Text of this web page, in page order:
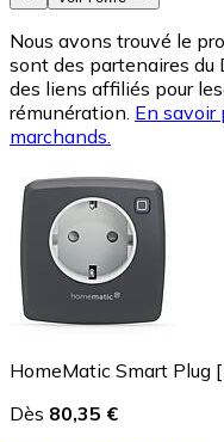
Nous avons trouvé le
sont des partenaires du
des liens affiliés pour
rémunération. En savoir
marchands.
HomeMatic Smart
Dès 80,35 €